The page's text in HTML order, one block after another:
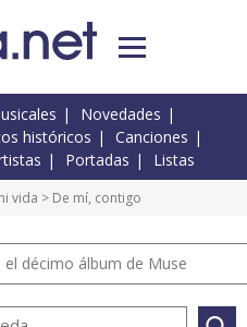
Novedades
históricos
Canciones
Portadas Listas
vida > De mí, contigo
décimo álbum de Muse